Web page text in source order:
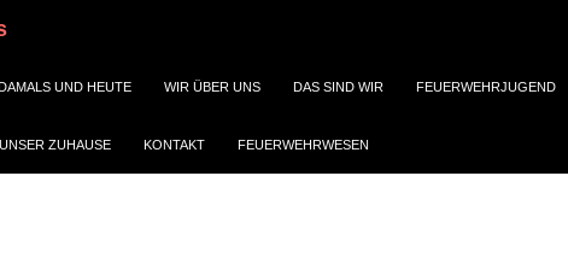
UND HEUTE WIR ÜBER UNS DAS SIND WIR FEUERWEHRJUGEND
UNSER ZUHAUSE KONTAKT FEUERWEHRWESEN